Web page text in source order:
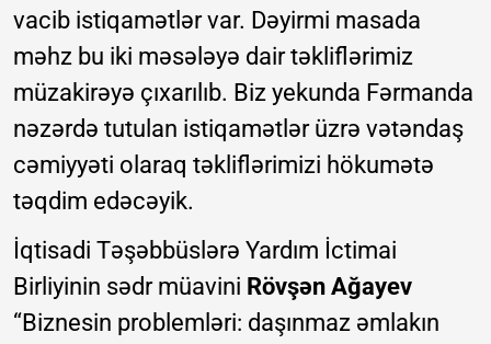
vacib istiqamətlər var. Dəyirmi masada
məhz bu iki məsələyə dair təkliflərimiz
müzakirəyə çıxarılıb. Biz yekunda Fərmanda
nəzərdə tutulan istiqamətlər üzrə vətəndaş
cəmiyyəti olaraq təkliflərimizi hökumətə
təqdim edəcəyik.
İqtisadi Təşəbbüslərə Yardım İctimai
Birliyinin sədr müavini Rövşən Ağayev
“Biznesin problemləri: daşınmaz əmlakın